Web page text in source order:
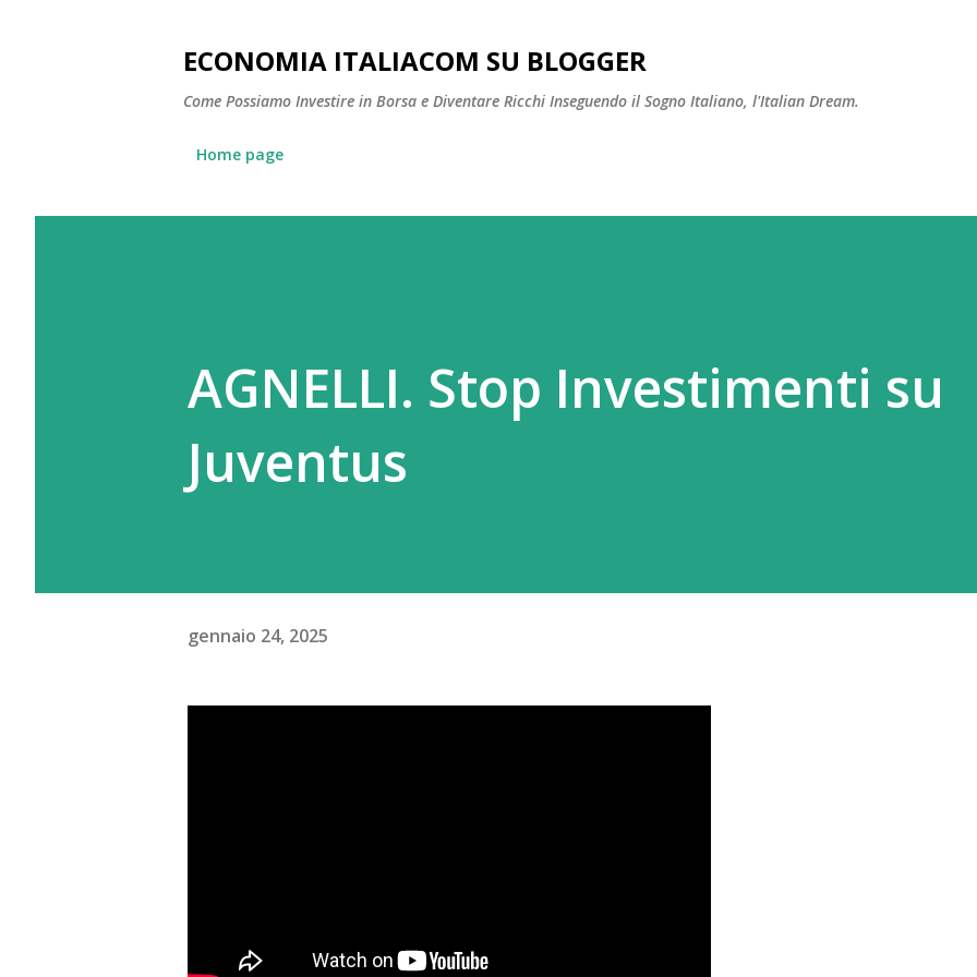
ECONOMIA ITALIACOM SU BLOGGER
Come Possiamo Investire in Borsa e Diventare Ricchi Inseguendo il Sogno Italiano, l'Italian Dream.
Home page
AGNELLI. Stop Investimenti su
Juventus
gennaio 24, 2025